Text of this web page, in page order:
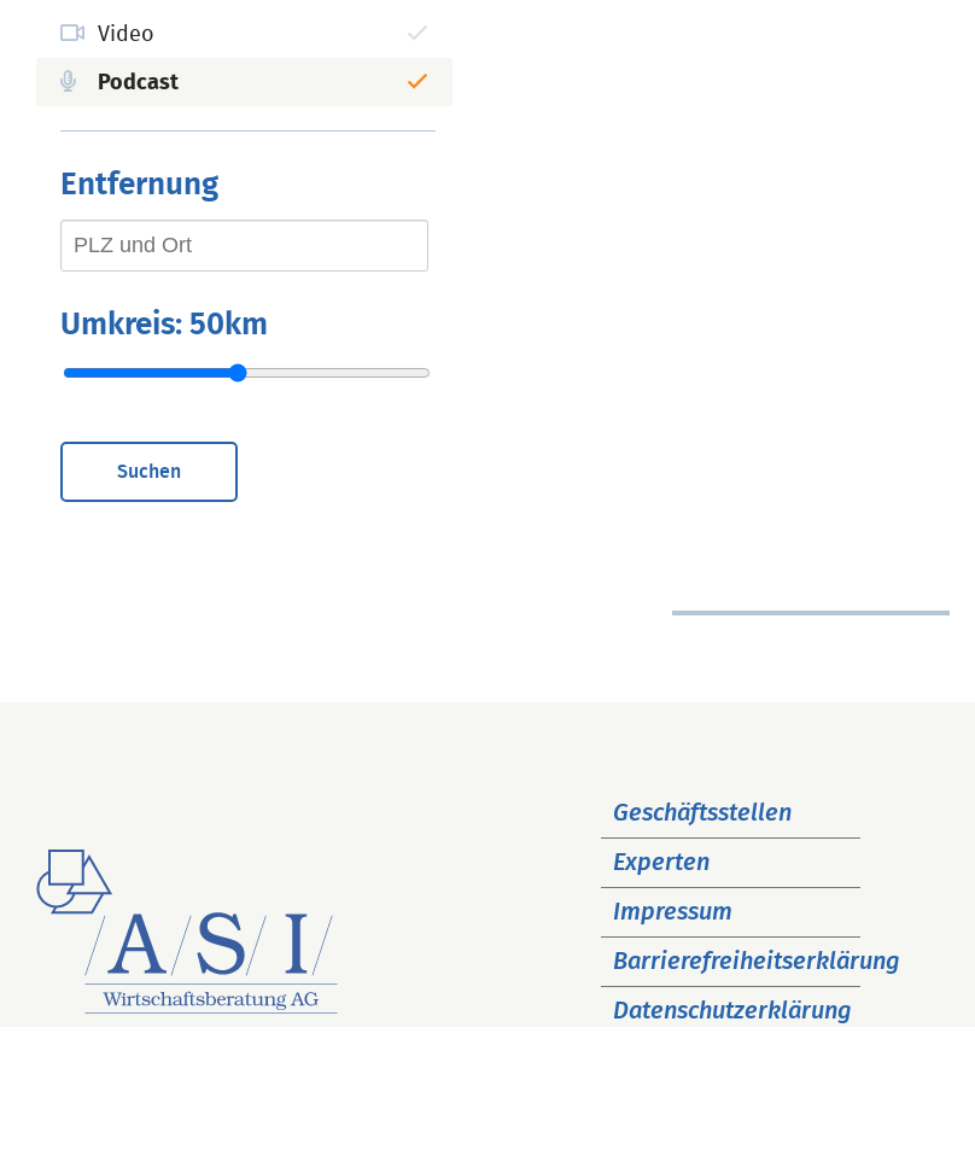
Video
Podcast
Entfernung
Umkreis: 50km
Suchen
überspringen
Geschäftsstellen
Experten
Impressum
Barrierefreiheitserklärung
Datenschutzerklärung